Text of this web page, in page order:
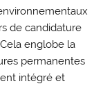
de candidature
englobe la
permanentes
intégré et